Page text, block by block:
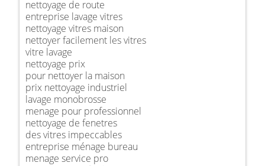
nettoyage de route
entreprise lavage vitres
nettoyage vitres maison
nettoyer facilement les vitres
vitre lavage
nettoyage prix
pour nettoyer la maison
prix nettoyage industriel
lavage monobrosse
menage pour professionnel
nettoyage de fenetres
des vitres impeccables
entreprise ménage bureau
menage service pro